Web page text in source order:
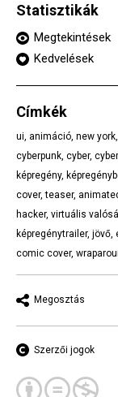
Statisztikák
Megtekintések
Kedvelések
Címkék
ui animáció new york
cyberpunk cyber,
képregény,
cover,teaser,
hacker, virtuális
képregénytrailer, jövő
comic cover,
Megosztás
Szerzői jogok